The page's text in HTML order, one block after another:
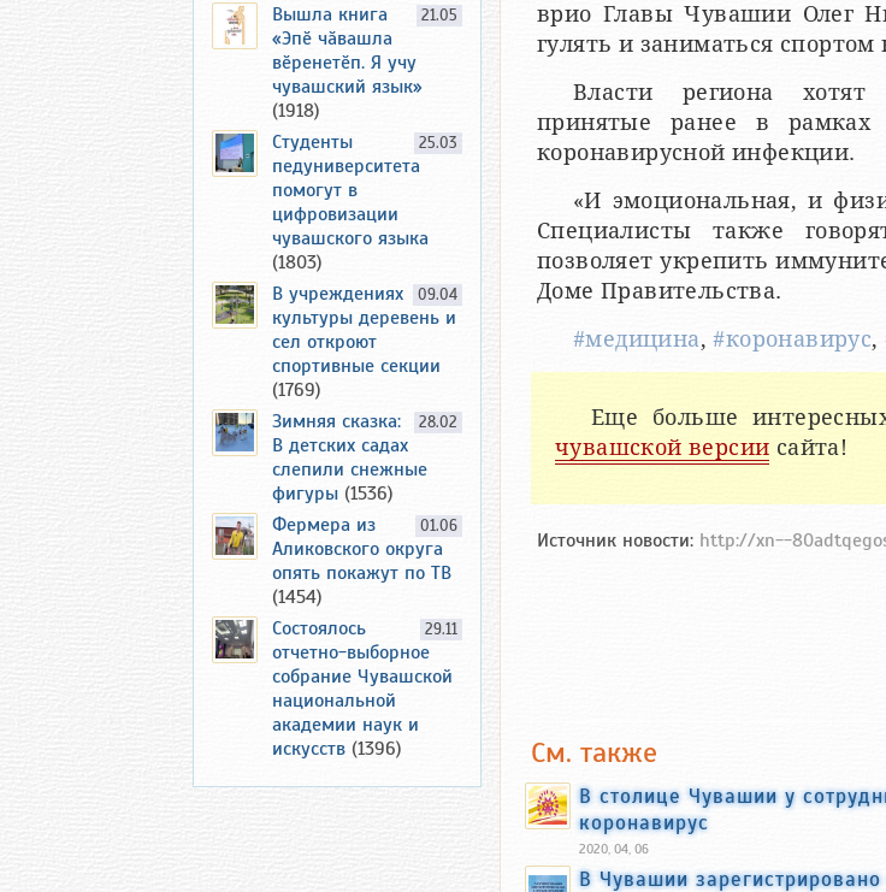
врио Главы Чувашии Олег
гулять и заниматься спортом
Власти региона хотят
принятые ранее в рамках
коронавирусной инфекции.
«И эмоциональная, и
Специалисты также
позволяет укрепить
Доме Правительства.
#медицина,#коронавирус,
Еще больше
чувашской версии сайта!
Источник новости: http://xn--
См. также
В столице Чувашии у
коронавирус
2020, 04, 06
В Чувашии
21.05
Вышла книга
«Эпӗ чӑвашла
вӗренетӗп. Я учу
чувашский язык»
(1918)
25.03
Студенты
педуниверситета
помогут в
цифровизации
чувашского языка
(1803)
09.04
В учреждениях
культуры деревень и
сел откроют
спортивные секции
(1769)
28.02
Зимняя сказка:
В детских садах
слепили снежные
фигуры (1536)
01.06
Фермера из
Аликовского округа
опять покажут по ТВ
(1454)
29.11
Состоялось
отчетно-выборное
собрание Чувашской
национальной
академии наук и
искусств (1396)